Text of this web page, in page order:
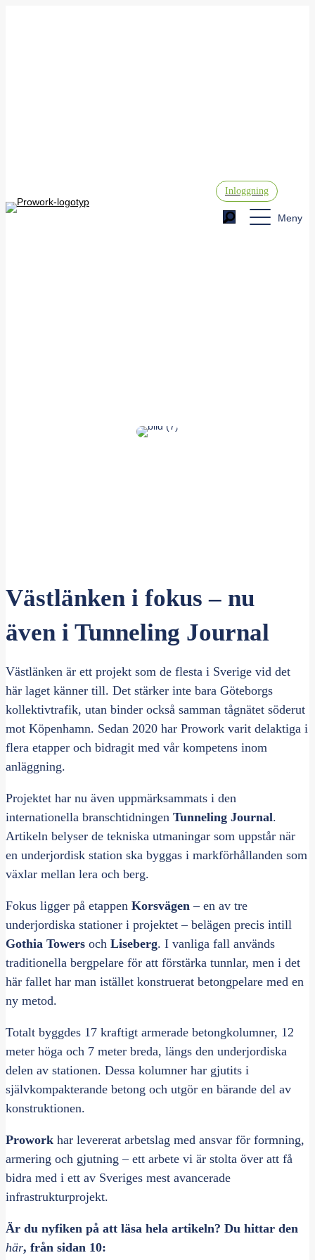
Inloggning
Meny
Västlänken i fokus – nu
även i Tunneling Journal
Västlänken är ett projekt som de flesta i Sverige vid det
här laget känner till. Det stärker inte bara Göteborgs
kollektivtrafik, utan binder också samman tågnätet söderut
mot Köpenhamn. Sedan 2020 har Prowork varit delaktiga i
flera etapper och bidragit med vår kompetens inom
anläggning.
Projektet har nu även uppmärksammats i den
internationella branschtidningen Tunneling Journal.
Artikeln belyser de tekniska utmaningar som uppstår när
en underjordisk station ska byggas i markförhållanden som
växlar mellan lera och berg.
Fokus ligger på etappen Korsvägen – en av tre
underjordiska stationer i projektet – belägen precis intill
Gothia Towers och Liseberg. I vanliga fall används
traditionella bergpelare för att förstärka tunnlar, men i det
här fallet har man istället konstruerat betongpelare med en
ny metod.
Totalt byggdes 17 kraftigt armerade betongkolumner, 12
meter höga och 7 meter breda, längs den underjordiska
delen av stationen. Dessa kolumner har gjutits i
självkompakterande betong och utgör en bärande del av
konstruktionen.
Prowork har levererat arbetslag med ansvar för formning,
armering och gjutning – ett arbete vi är stolta över att få
bidra med i ett av Sveriges mest avancerade
infrastrukturprojekt.
Är du nyfiken på att läsa hela artikeln? Du hittar den
här, från sidan 10: